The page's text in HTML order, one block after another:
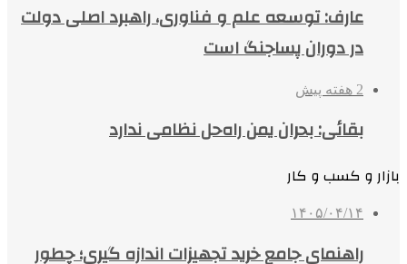
عارف: توسعه علم و فناوری، راهبرد اصلی دولت
در دوران پساجنگ است
2 هفته پیش
بقائی: بحران یمن راه‌حل نظامی ندارد
بازار و کسب و کار
۱۴۰۵/۰۴/۱۴
راهنمای جامع خرید تجهیزات اندازه گیری؛ چطور